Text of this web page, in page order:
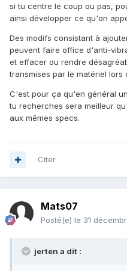
si tu centre le coup ou pas,
ainsi développer ce qu'on
Des modifs consistant à
peuvent faire office d'anti-
et effacer ou rendre
transmises par le matériel lors
C'est pour ça qu'en général
tu recherches sera meilleur
aux mêmes specs.
Citer
Mats07
Posté(e) le 31
jerten a dit :